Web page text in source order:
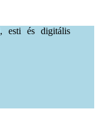
esti és digitális